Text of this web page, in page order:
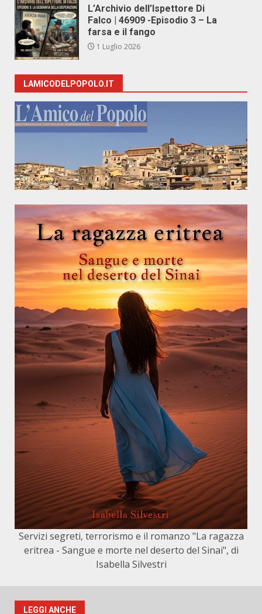
L’Archivio dell’Ispettore Di
Falco | 46909 -Episodio 3 – La
farsa e il fango
1 Luglio 2026
LAMICODELPOPOLO.IT
Servizi segreti, terrorismo e il romanzo "La ragazza
eritrea - Sangue e morte nel deserto del Sinai", di
Isabella Silvestri
LEGGI ANCHE